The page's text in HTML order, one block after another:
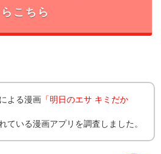
らこちら
よる漫画 「明日のエサ キミだか
ている漫画アプリを調査しました。